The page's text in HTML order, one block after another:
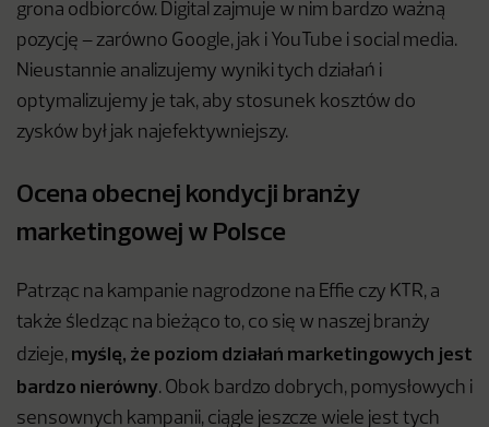
grona odbiorców. Digital zajmuje w nim bardzo ważną
pozycję – zarówno Google, jak i YouTube i social media.
Nieustannie analizujemy wyniki tych działań i
optymalizujemy je tak, aby stosunek kosztów do
zysków był jak najefektywniejszy.
Ocena obecnej kondycji branży
marketingowej w Polsce
Patrząc na kampanie nagrodzone na Effie czy KTR, a
także śledząc na bieżąco to, co się w naszej branży
dzieje, myślę, że poziom działań marketingowych jest
bardzo nierówny. Obok bardzo dobrych, pomysłowych i
sensownych kampanii, ciągle jeszcze wiele jest tych